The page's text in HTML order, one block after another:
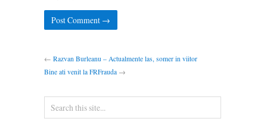
← Razvan Burleanu – Actualmente las, somer in viitor
Bine ati venit la FRFrauda →